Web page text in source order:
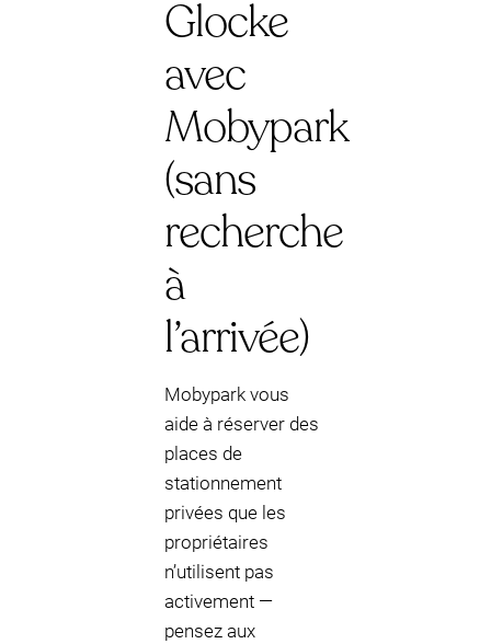
Glocke
avec
Mobypark
(sans
recherche
à
l’arrivée)
Mobypark vous
aide à réserver des
places de
stationnement
privées que les
propriétaires
n’utilisent pas
activement —
pensez aux